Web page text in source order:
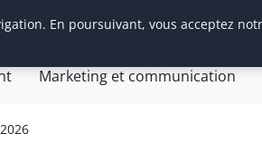
General Gestion et finances
Marketing et communication
En poursuivant, vous acceptez